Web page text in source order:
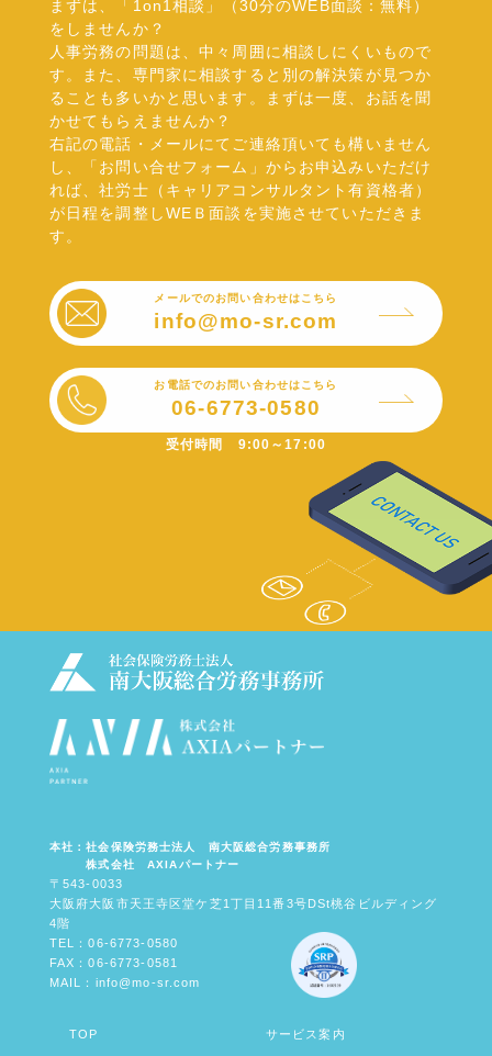
まずは、「1on1相談」（30分のWEB面談：無料）
をしませんか？
人事労務の問題は、中々周囲に相談しにくいもので
す。また、専門家に相談すると別の解決策が見つか
ることも多いかと思います。まずは一度、お話を聞
かせてもらえませんか？
右記の電話・メールにてご連絡頂いても構いません
し、「お問い合せフォーム」からお申込みいただけ
れば、社労士（キャリアコンサルタント有資格者）
が日程を調整しWEＢ面談を実施させていただきま
す。
メールでのお問い合わせはこちら
info@mo-sr.com
お電話でのお問い合わせはこちら
06-6773-0580
受付時間 9:00～17:00
本社：社会保険労務士法人 南大阪総合労務事務所
株式会社 AXIAパートナー
〒543-0033
大阪府大阪市天王寺区堂ケ芝1丁目11番3号DSt桃谷ビルディング
4階
TEL：06-6773-0580
FAX：06-6773-0581
MAIL：info@mo-sr.com
TOP サービス案内